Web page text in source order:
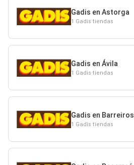
Gadis en Astorga
1 Gadis tiendas
Gadis en Ávila
1 Gadis tiendas
Gadis en Barreiros
1 Gadis tiendas